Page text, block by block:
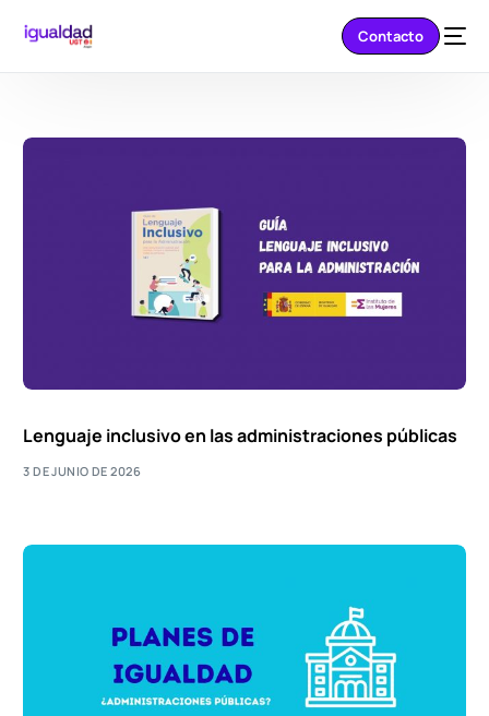
Contacto
Lenguaje inclusivo en las administraciones públicas
3 DE JUNIO DE 2026